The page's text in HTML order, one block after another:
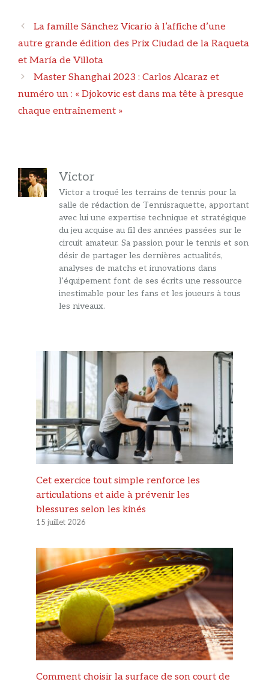
Navigation
des
articles
La famille Sánchez Vicario à l’affiche d’une
autre grande édition des Prix Ciudad de la Raqueta
et María de Villota
Master Shanghai 2023 : Carlos Alcaraz et
numéro un : « Djokovic est dans ma tête à presque
chaque entraînement »
Victor
Victor a troqué les terrains de tennis pour la
salle de rédaction de Tennisraquette, apportant
avec lui une expertise technique et stratégique
du jeu acquise au fil des années passées sur le
circuit amateur. Sa passion pour le tennis et son
désir de partager les dernières actualités,
analyses de matchs et innovations dans
l’équipement font de ses écrits une ressource
inestimable pour les fans et les joueurs à tous
les niveaux.
Cet exercice tout simple renforce les
articulations et aide à prévenir les
blessures selon les kinés
15 juillet 2026
Comment choisir la surface de son court de